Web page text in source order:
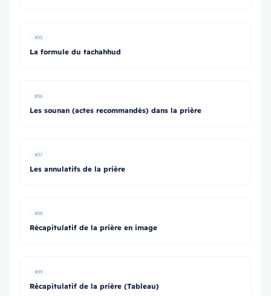
#35
La formule du tachahhud
#36
Les sounan (actes recommandés) dans la prière
#37
Les annulatifs de la prière
#38
Récapitulatif de la prière en image
#39
Récapitulatif de la prière (Tableau)